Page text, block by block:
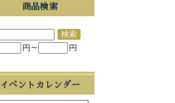
商品検索
円～ 円
イベントカレンダー